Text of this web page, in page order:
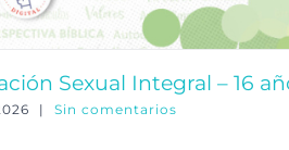
Sexual Integral – 16
| Sin comentarios